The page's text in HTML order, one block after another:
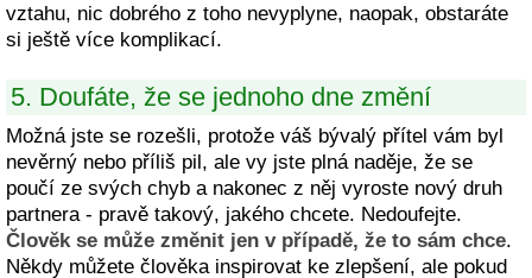
vztahu, nic dobrého z toho nevyplyne, naopak, obstaráte
si ještě více komplikací.
5. Doufáte, že se jednoho dne změní
Možná jste se rozešli, protože váš bývalý přítel vám byl
nevěrný nebo příliš pil, ale vy jste plná naděje, že se
poučí ze svých chyb a nakonec z něj vyroste nový druh
partnera - pravě takový, jakého chcete. Nedoufejte.
Člověk se může změnit jen v případě, že to sám chce.
Někdy můžete člověka inspirovat ke zlepšení, ale pokud